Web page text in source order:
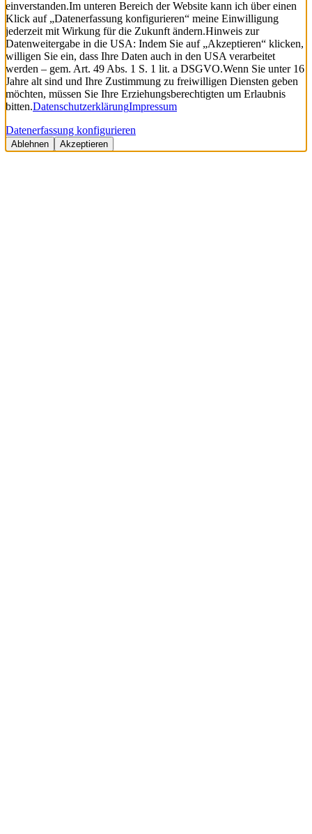
einverstanden.Im unteren Bereich der Website kann ich über einen
Klick auf „Datenerfassung konfigurieren“ meine Einwilligung
jederzeit mit Wirkung für die Zukunft ändern.Hinweis zur
Datenweitergabe in die USA: Indem Sie auf „Akzeptieren“ klicken,
willigen Sie ein, dass Ihre Daten auch in den USA verarbeitet
werden – gem. Art. 49 Abs. 1 S. 1 lit. a DSGVO.Wenn Sie unter 16
Jahre alt sind und Ihre Zustimmung zu freiwilligen Diensten geben
möchten, müssen Sie Ihre Erziehungsberechtigten um Erlaubnis
bitten.DatenschutzerklärungImpressum
Datenerfassung konfigurieren
Ablehnen Akzeptieren